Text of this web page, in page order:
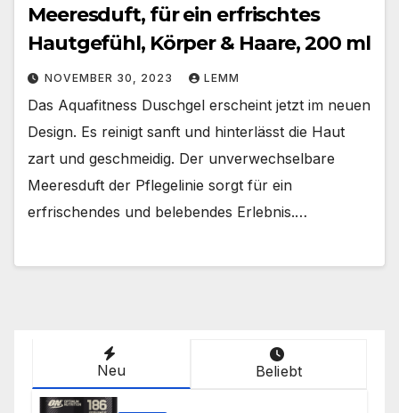
Meeresduft, für ein erfrischtes
Hautgefühl, Körper & Haare, 200 ml
NOVEMBER 30, 2023 LEMM
Das Aquafitness Duschgel erscheint jetzt im neuen
Design. Es reinigt sanft und hinterlässt die Haut
zart und geschmeidig. Der unverwechselbare
Meeresduft der Pflegelinie sorgt für ein
erfrischendes und belebendes Erlebnis.…
Neu Beliebt